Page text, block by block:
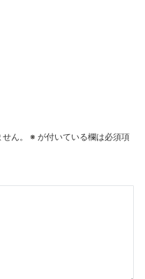
ん。 ※ が付いている欄は必須項